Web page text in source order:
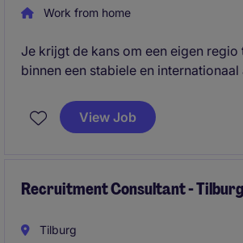
Work from home
Je krijgt de kans om een eigen regio
binnen een stabiele en
maar levert maatwerkoplossingen
daadwerkelijk waarde toevoegt voor
mogelijkheid om jezelf verder te
View Job
Recruitment Consultant - Tilburg
Tilburg